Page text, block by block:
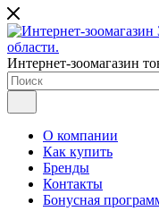
Интернет-зоомагазин
О компании
Как купить
Бренды
Контакты
Бонусная